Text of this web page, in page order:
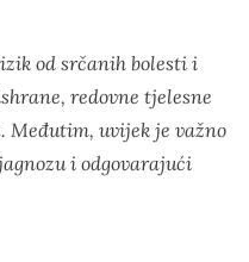
od srčanih bolesti i
redovne tjelesne
. Međutim, uvijek je važno
i odgovarajući